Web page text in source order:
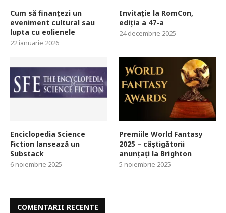
Cum să finanțezi un
eveniment cultural sau
lupta cu eolienele
22 ianuarie 2026
Invitație la RomCon,
ediția a 47-a
24 decembrie 2025
Enciclopedia Science
Fiction lansează un
Substack
6 noiembrie 2025
Premiile World Fantasy
2025 – câștigătorii
anunțați la Brighton
5 noiembrie 2025
COMENTARII RECENTE